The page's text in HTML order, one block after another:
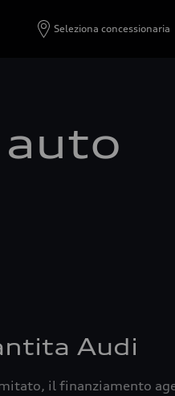
Seleziona concessionaria
Audi
il finanziamento